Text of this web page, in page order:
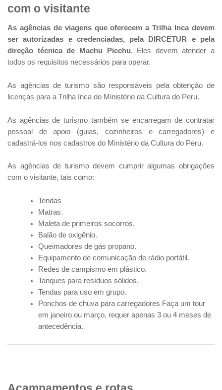
com o visitante
As agências de viagens que oferecem a Trilha Inca devem
ser autorizadas e credenciadas, pela DIRCETUR e pela
direção técnica de Machu Picchu. Eles devem atender a
todos os requisitos necessários para operar.
As agências de turismo são responsáveis pela obtenção de
licenças para a Trilha Inca do Ministério da Cultura do Peru.
As agências de turismo também se encarregam de contratar
pessoal de apoio (guias, cozinheiros e carregadores) e
cadastrá-los nos cadastros do Ministério da Cultura do Peru.
As agências de turismo devem cumprir algumas obrigações
com o visitante, tais como:
Tendas
Matras.
Maleta de primeiros socorros.
Balão de oxigênio.
Queimadores de gás propano.
Equipamento de comunicação de rádio portátil.
Redes de campismo em plástico.
Tanques para resíduos sólidos.
Tendas para uso em grupo.
Ponchos de chuva para carregadores Faça um tour
em janeiro ou março, requer apenas 3 ou 4 meses de
antecedência.